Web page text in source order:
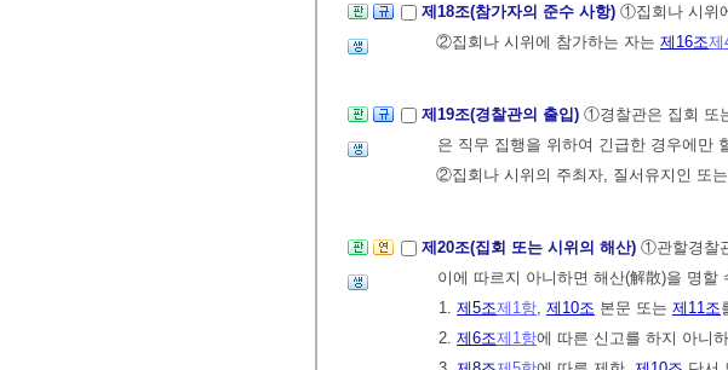
제18조(참가자의 준수 사항) ①집회나 시위
②집회나 시위에 참가하는 자는 제16조제
제19조(경찰관의 출입) ①경찰관은 집회 또
은 직무 집행을 위하여 긴급한 경우에만
②집회나 시위의 주최자, 질서유지인 또
제20조(집회 또는 시위의 해산) ①관할경찰
이에 따르지 아니하면 해산(解散)을 명할
1. 제5조제1항, 제10조 본문 또는 제11조
2. 제6조제1항에 따른 신고를 하지 아니